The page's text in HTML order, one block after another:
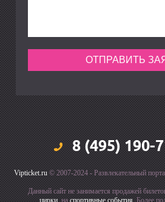
8 (495) 190-
Vipticket.ru© 2007-2024 - Развлекательный
Данный сайт не занимается продажей
цирки, наспортивные события. Более